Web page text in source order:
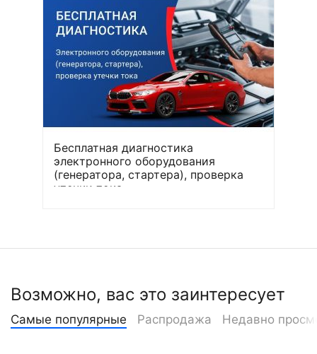
Бесплатная диагностика
электронного оборудования
(генератора, стартера), проверка
утечки тока
Возможно, вас это заинтересует
Самые популярные Распродажа Недавно